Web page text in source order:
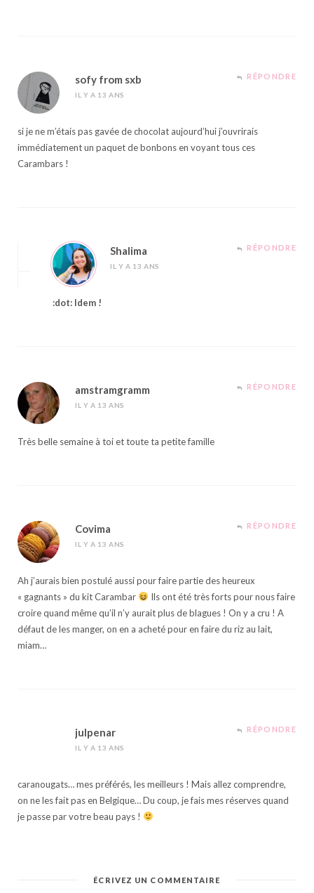
sofy from sxb
IL Y A 13 ANS
RÉPONDRE
si je ne m’étais pas gavée de chocolat aujourd’hui j’ouvrirais
immédiatement un paquet de bonbons en voyant tous ces
Carambars !
Shalima
IL Y A 13 ANS
RÉPONDRE
:dot: Idem !
amstramgramm
IL Y A 13 ANS
RÉPONDRE
Très belle semaine à toi et toute ta petite famille
Covima
IL Y A 13 ANS
RÉPONDRE
Ah j’aurais bien postulé aussi pour faire partie des heureux
« gagnants » du kit Carambar
Ils ont été très forts pour nous faire
croire quand même qu’il n’y aurait plus de blagues ! On y a cru ! A
défaut de les manger, on en a acheté pour en faire du riz au lait,
miam…
julpenar
IL Y A 13 ANS
RÉPONDRE
caranougats… mes préférés, les meilleurs ! Mais allez comprendre,
on ne les fait pas en Belgique… Du coup, je fais mes réserves quand
je passe par votre beau pays !
ÉCRIVEZ UN COMMENTAIRE